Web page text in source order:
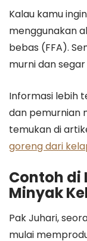
Kalau kamu
menggunakan
bebas (FFA).
murni dan
Informasi lebih
dan pemurnian
temukan di
goreng dari
Contoh di
Minyak
Pak Juhari,
mulai